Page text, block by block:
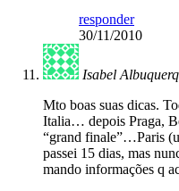
responder
30/11/2010
Isabel
Mto boas suas dicas.
Italia… depois Praga,
“grand finale”…Paris
passei 15 dias, mas
mando informações q